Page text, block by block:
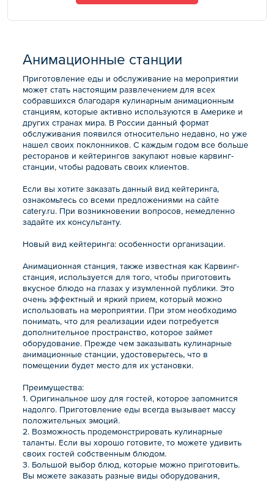
Анимационные станции
Приготовление еды и обслуживание на мероприятии
может стать настоящим развлечением для всех
собравшихся благодаря кулинарным анимационным
станциям, которые активно используются в Америке и
других странах мира. В России данный формат
обслуживания появился относительно недавно, но уже
нашел своих поклонников. С каждым годом все больше
ресторанов и кейтерингов закупают новые карвинг-
станции, чтобы радовать своих клиентов.
Если вы хотите заказать данный вид кейтеринга,
ознакомьтесь со всеми предложениями на сайте
catery.ru. При возникновении вопросов, немедленно
задайте их консультанту.
Новый вид кейтеринга: особенности организации.
Анимационная станция, также известная как Карвинг-
станция, используется для того, чтобы приготовить
вкусное блюдо на глазах у изумленной публики. Это
очень эффектный и яркий прием, который можно
использовать на мероприятии. При этом необходимо
понимать, что для реализации идеи потребуется
дополнительное пространство, которое займет
оборудование. Прежде чем заказывать кулинарные
анимационные станции, удостоверьтесь, что в
помещении будет место для их установки.
Преимущества:
1. Оригинальное шоу для гостей, которое запомнится
надолго. Приготовление еды всегда вызывает массу
положительных эмоций.
2. Возможность продемонстрировать кулинарные
таланты. Если вы хорошо готовите, то можете удивить
своих гостей собственным блюдом.
3. Большой выбор блюд, которые можно приготовить.
Вы можете заказать разные виды оборудования,